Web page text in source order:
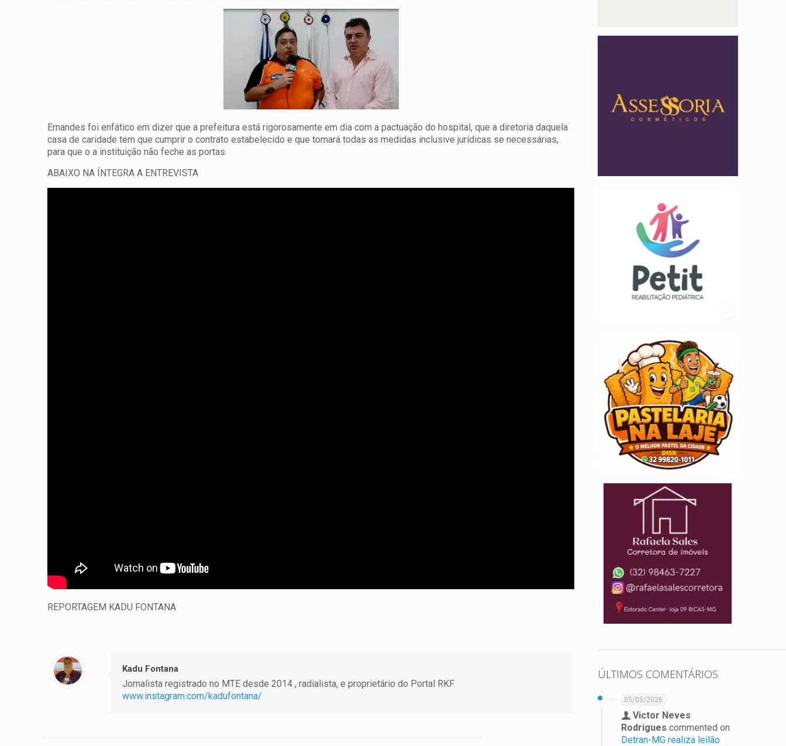
Ernandes foi enfático em dizer que a prefeitura está rigorosamente em dia com a pactuação do hospital, que a diretoria daquela
casa de caridade tem que cumprir o contrato estabelecido e que tomará todas as medidas inclusive jurídicas se necessárias,
para que o a instituição não feche as portas.
ABAIXO NA ÍNTEGRA A ENTREVISTA
REPORTAGEM KADU FONTANA
Kadu Fontana
Jornalista registrado no MTE desde 2014 , radialista, e proprietário do Portal RKF.
www.instagram.com/kadufontana/
ÚLTIMOS COMENTÁRIOS
05/05/2026
Victor Neves
Rodrigues commented on
Detran-MG realiza leilão